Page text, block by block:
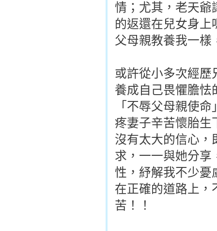
情；尤其，老天爺
的返還在兒女身上
父母親教養我一樣
或許從小多次經歷
養成自己畏懼膽怯
「不辱父母親使
疼妻子辛苦懷胎生
沒有太大的信心，
求，一一與她分享
性，紓解我不少憂
在正確的道路上，
苦！！